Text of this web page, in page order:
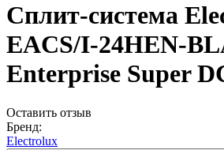
Сплит-система
EACS/I-24HEN-
Enterprise Super
Оставить отзыв
Бренд:
Electrolux